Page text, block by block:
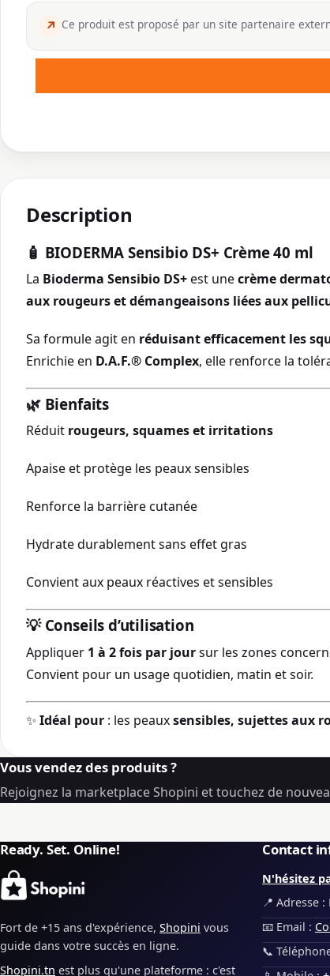
↗ Ce produit est proposé par un site partenaire
Description
🧴 BIODERMA Sensibio DS+ Crème 40 ml
La Bioderma Sensibio DS+est unecrème
aux rougeurs et démangeaisons liées aux
Sa formule agit en réduisant efficacement les
Enrichie en D.A.F.® Complex, elle renforce la
🌿 Bienfaits
Réduit rougeurs, squames et irritations
Apaise et protège les peaux sensibles
Renforce la barrière cutanée
Hydrate durablement sans effet gras
Convient aux peaux réactives et sensibles
💡 Conseils d’utilisation
Appliquer 1 à 2 fois par joursur les zones
Convient pour un usage quotidien, matin et soir.
✨ Idéal pour : les peauxsensibles, sujettes aux
Vous vendez des produits ?
Rejoignez la marketplace Shopini et touchez de
Ready. Set. Online!
Fort de +15 ans d'expérience, Shopini vous
guide dans votre succès en ligne.
Shopini.tn est plus qu'une plateforme : c'est
Contact
N'hésitez
📍 Adresse
📧 Email :
📞